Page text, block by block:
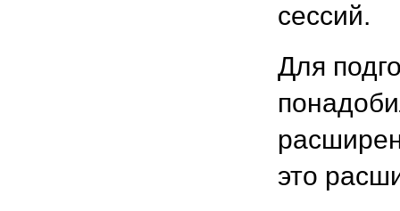
сессий.
Для
это